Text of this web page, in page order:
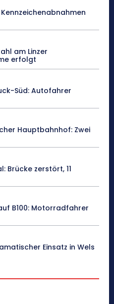
am Linzer
erfolgt
Süd: Autofahrer
Hauptbahnhof: Zwei
Brücke zerstört, 11
B100: Motorradfahrer
Einsatz in Wels